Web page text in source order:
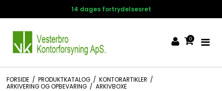
14 dages fortrydelsesret
0
FORSIDE / PRODUKTKATALOG / KONTORARTIKLER /
ARKIVERING OG OPBEVARING / ARKIVBOXE